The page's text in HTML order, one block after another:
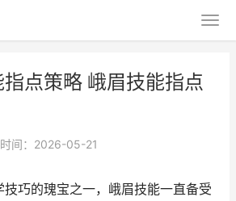
点策略 峨眉技能指点
间：2026-05-21
巧的瑰宝之一，峨眉技能一直备受